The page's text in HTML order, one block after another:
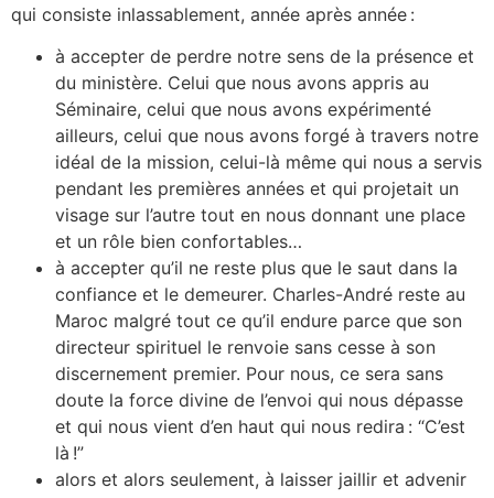
qui consiste inlassablement, année après année :
à accepter de perdre notre sens de la présence et
du ministère. Celui que nous avons appris au
Séminaire, celui que nous avons expérimenté
ailleurs, celui que nous avons forgé à travers notre
idéal de la mission, celui-là même qui nous a servis
pendant les premières années et qui projetait un
visage sur l’autre tout en nous donnant une place
et un rôle bien confortables…
à accepter qu’il ne reste plus que le saut dans la
confiance et le demeurer. Charles-André reste au
Maroc malgré tout ce qu’il endure parce que son
directeur spirituel le renvoie sans cesse à son
discernement premier. Pour nous, ce sera sans
doute la force divine de l’envoi qui nous dépasse
et qui nous vient d’en haut qui nous redira : “C’est
là !”
alors et alors seulement, à laisser jaillir et advenir